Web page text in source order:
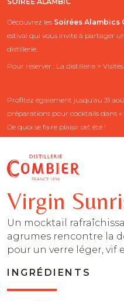
Découvrez les Soirées Alambics
estival qui vous invite à partager
distillerie.
Pour réserver : La distillerie >
Profitez également jusqu’au 31
préparations pour cocktails dans «
De quoi se faire plaisir cet été !
Virgin
Un mocktail
agrumes rencontre la
pour un verre léger, vif
INGRÉDIENTS